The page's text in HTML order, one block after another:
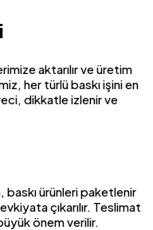
aktarılır ve üretim
her türlü baskı işini en
dikkatle izlenir ve
ürünleri paketlenir
çıkarılır. Teslimat
önem verilir.